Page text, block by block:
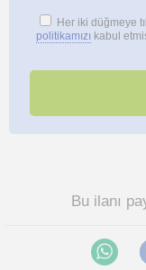
Her iki düğmeye
politikamızı kabul
Bu ilanı